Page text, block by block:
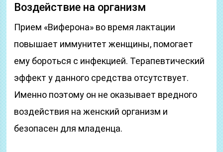
Воздействие на организм
Прием «Виферона» во время лактации
повышает иммунитет женщины, помогает
ему бороться с инфекцией. Терапевтический
эффект у данного средства отсутствует.
Именно поэтому он не оказывает вредного
воздействия на женский организм и
безопасен для младенца.